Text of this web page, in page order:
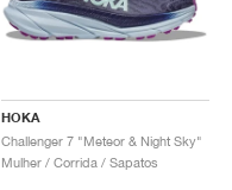
HOKA
Challenger 7 "Meteor & Night Sky"
Mulher / Corrida / Sapatos